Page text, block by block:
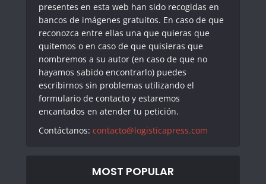
presentes en esta web han sido recogidas en
bancos de imágenes gratuitos. En caso de que
reconozca entre ellas una que quieras que
quitemos o en caso de que quisieras que
nombremos a su autor (en caso de que no
hayamos sabido encontrarlo) puedes
escribirnos sin problemas utilizando el
formulario de contacto y estaremos
encantados en atender tu petición.
Contáctanos: contacto@logisticapress.com
MOST POPULAR